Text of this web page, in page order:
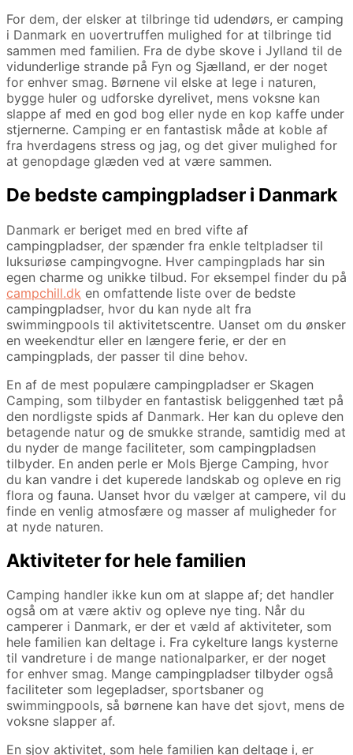
For dem, der elsker at tilbringe tid udendørs, er camping
i Danmark en uovertruffen mulighed for at tilbringe tid
sammen med familien. Fra de dybe skove i Jylland til de
vidunderlige strande på Fyn og Sjælland, er der noget
for enhver smag. Børnene vil elske at lege i naturen,
bygge huler og udforske dyrelivet, mens voksne kan
slappe af med en god bog eller nyde en kop kaffe under
stjernerne. Camping er en fantastisk måde at koble af
fra hverdagens stress og jag, og det giver mulighed for
at genopdage glæden ved at være sammen.
De bedste campingpladser i Danmark
Danmark er beriget med en bred vifte af
campingpladser, der spænder fra enkle teltpladser til
luksuriøse campingvogne. Hver campingplads har sin
egen charme og unikke tilbud. For eksempel finder du på
campchill.dk en omfattende liste over de bedste
campingpladser, hvor du kan nyde alt fra
swimmingpools til aktivitetscentre. Uanset om du ønsker
en weekendtur eller en længere ferie, er der en
campingplads, der passer til dine behov.
En af de mest populære campingpladser er Skagen
Camping, som tilbyder en fantastisk beliggenhed tæt på
den nordligste spids af Danmark. Her kan du opleve den
betagende natur og de smukke strande, samtidig med at
du nyder de mange faciliteter, som campingpladsen
tilbyder. En anden perle er Mols Bjerge Camping, hvor
du kan vandre i det kuperede landskab og opleve en rig
flora og fauna. Uanset hvor du vælger at campere, vil du
finde en venlig atmosfære og masser af muligheder for
at nyde naturen.
Aktiviteter for hele familien
Camping handler ikke kun om at slappe af; det handler
også om at være aktiv og opleve nye ting. Når du
camperer i Danmark, er der et væld af aktiviteter, som
hele familien kan deltage i. Fra cykelture langs kysterne
til vandreture i de mange nationalparker, er der noget
for enhver smag. Mange campingpladser tilbyder også
faciliteter som legepladser, sportsbaner og
swimmingpools, så børnene kan have det sjovt, mens de
voksne slapper af.
En sjov aktivitet, som hele familien kan deltage i, er